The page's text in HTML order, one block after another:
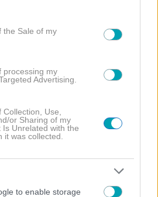
Google and its third-party tags to
specified purposes in below Google
the Sale of my
processing my
Advertising.
Use,
or Sharing of my
Unrelated with the
it was collected.
to enable storage
ΜΑΣΤΡΟΚΩΣΤΑ